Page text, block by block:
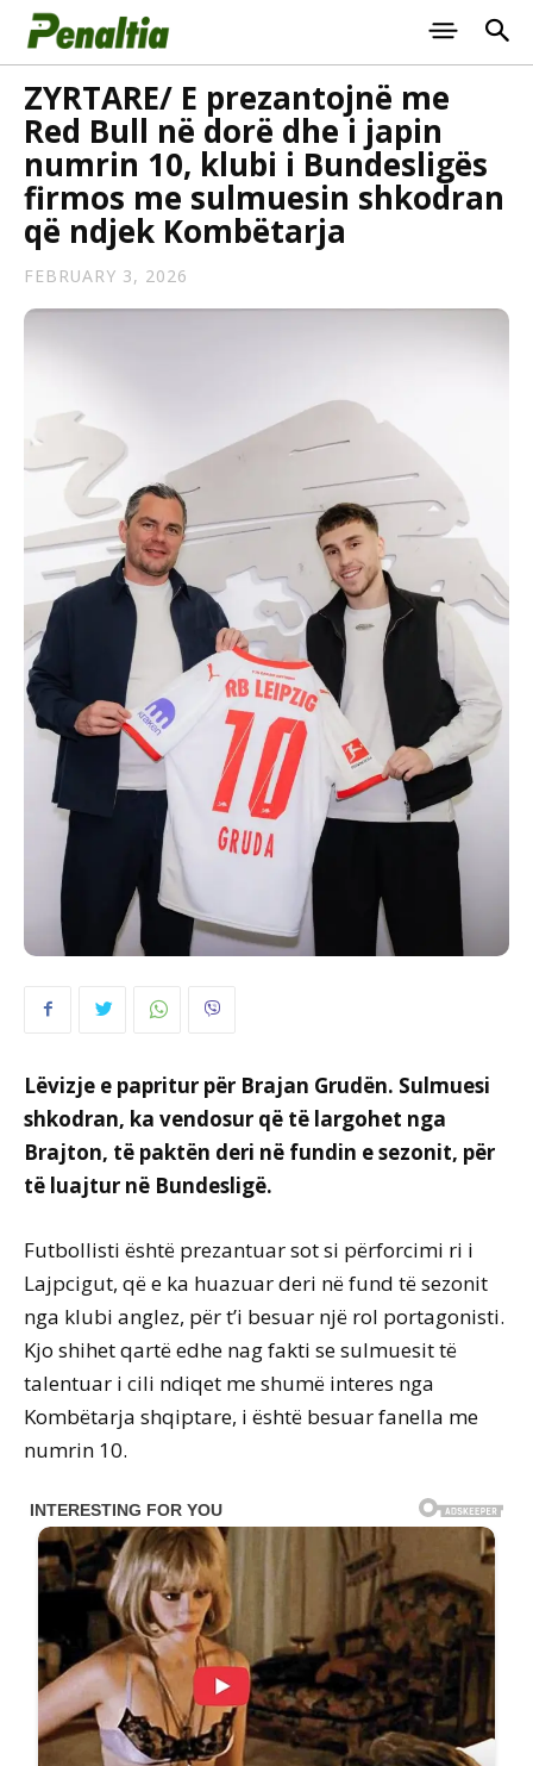
ZYRTARE/ E prezantojnë me
Red Bull në dorë dhe i japin
numrin 10, klubi i Bundesligës
firmos me sulmuesin shkodran
që ndjek Kombëtarja
FEBRUARY 3, 2026
Lëvizje e papritur për Brajan Grudën. Sulmuesi
shkodran, ka vendosur që të largohet nga
Brajton, të paktën deri në fundin e sezonit, për
të luajtur në Bundesligë.
Futbollisti është prezantuar sot si përforcimi ri i
Lajpcigut, që e ka huazuar deri në fund të sezonit
nga klubi anglez, për t’i besuar një rol portagonisti.
Kjo shihet qartë edhe nag fakti se sulmuesit të
talentuar i cili ndiqet me shumë interes nga
Kombëtarja shqiptare, i është besuar fanella me
numrin 10.